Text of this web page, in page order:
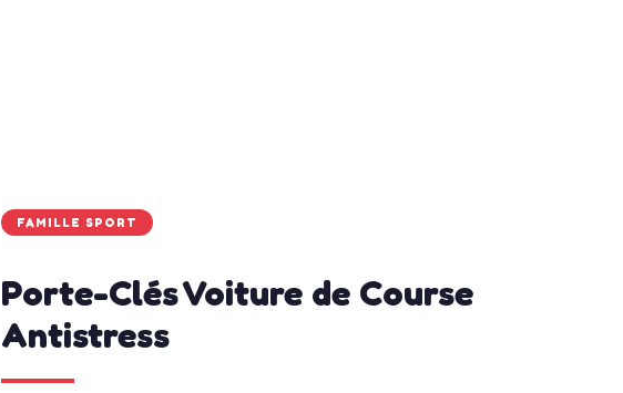
FAMILLE SPORT
Porte-Clés Voiture de Course
Antistress